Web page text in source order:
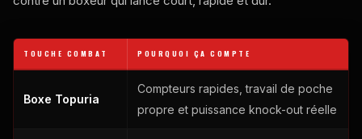
TOUCHE COMBAT POURQUOI ÇA COMPTE
Boxe Topuria
Compteurs rapides, travail de poche
propre et puissance knock-out réelle